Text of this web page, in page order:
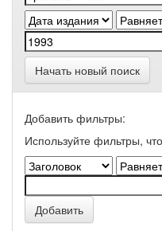
Начать новый поиск
Добавить фильтры:
Используйте фильтры,